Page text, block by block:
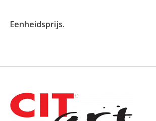
Eenheidsprijs.